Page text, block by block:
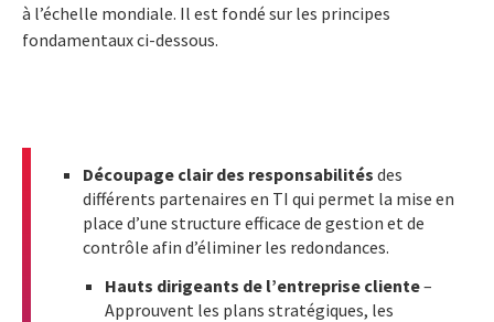
à l’échelle mondiale. Il est fondé sur les principes
fondamentaux ci-dessous.
Découpage clair des responsabilités des
différents partenaires en TI qui permet la mise en
place d’une structure efficace de gestion et de
contrôle afin d’éliminer les redondances.
Hauts dirigeants de l’entreprise cliente–
Approuvent les plans stratégiques, les